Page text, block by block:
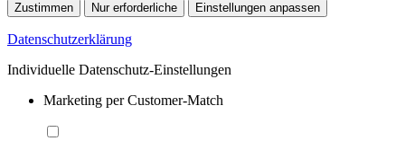
Zustimmen Nur erforderliche Einstellungen anpassen
Datenschutzerklärung
Individuelle Datenschutz-Einstellungen
Marketing per Customer-Match